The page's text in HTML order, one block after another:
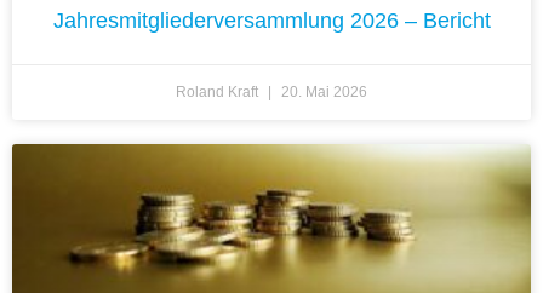
Jahresmitgliederversammlung 2026 – Bericht
Roland Kraft 20. Mai 2026